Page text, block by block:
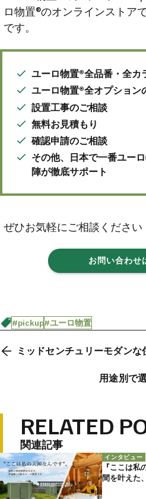
ロ物置®のオンラインストア
です。
ユーロ物置®全品番・全カ
ユーロ物置®全オプション
設置工事のご相談
無料お見積もり
確認申請のご相談
その他、日本で一番ユー
陣が徹底サポート
ぜひお気軽にご相談ください
お問い合わせ
#pickup#ユーロ物置
ミッドセンチュリーモダン
用途別で
RELATED
関連記事
インタビュー
『ここは
間を叶えた